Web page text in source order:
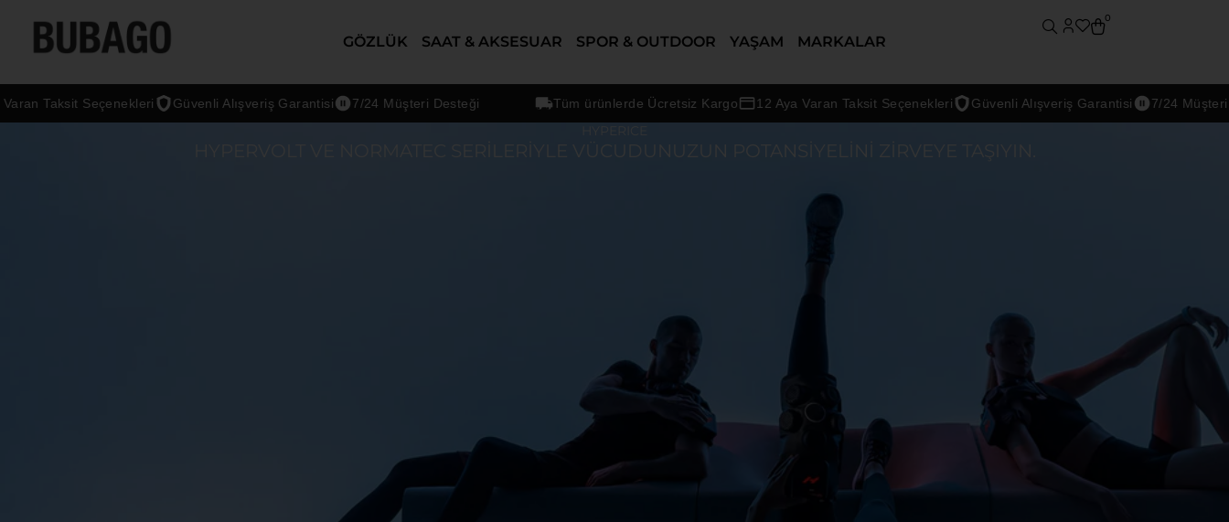
GÖZLÜK SAAT & AKSESUAR SPOR & OUTDOOR YAŞAM MARKALAR
0
Seçenekleri Güvenli Alışveriş Garantisi 7/24 Müşteri Desteği Tüm ürünlerde Ücretsiz Kargo 12 Aya Varan Taksit Seçenekleri Güvenli Alışveriş Garantisi 7/24 Müşteri Desteği
HYPERVOLT VE NORMATEC SERILERIYLE VÜCUDUNUZUN POTANSIYELINI ZIRVEYE TAŞIYIN.